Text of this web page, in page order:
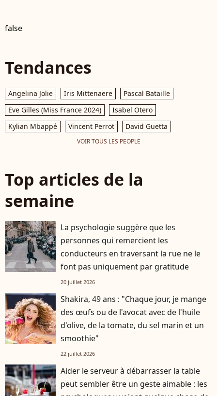
false
Tendances
Angelina Jolie Iris Mittenaere
Pascal Bataille
Eve Gilles (Miss France 2024)
Isabel Otero
Kylian Mbappé
Vincent Perrot David Guetta
VOIR TOUS LES PEOPLE
Top articles de la
semaine
La psychologie suggère que les
personnes qui remercient les
conducteurs en traversant la rue ne le
font pas uniquement par gratitude
20 juillet 2026
Shakira, 49 ans : "Chaque jour, je mange
des œufs ou de l'avocat avec de l'huile
d'olive, de la tomate, du sel marin et un
smoothie"
22 juillet 2026
Aider le serveur à débarrasser la table
peut sembler être un geste aimable : les